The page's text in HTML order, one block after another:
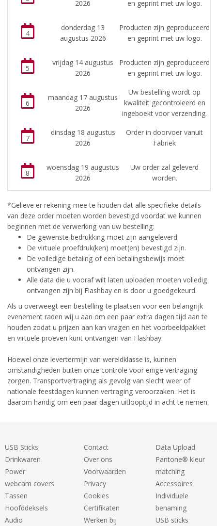
2026
en geprint met uw logo.
4
donderdag 13
augustus 2026
Producten zijn geproduceerd
en geprint met uw logo.
5
vrijdag 14 augustus
2026
Producten zijn geproduceerd
en geprint met uw logo.
6
maandag 17 augustus
2026
Uw bestelling wordt op
kwaliteit gecontroleerd en
ingeboekt voor verzending.
7
dinsdag 18 augustus
2026
Order in doorvoer vanuit
Fabriek
8
woensdag 19 augustus
2026
Uw order zal geleverd
worden.
*Gelieve er rekening mee te houden dat alle specifieke details
van deze order moeten worden bevestigd voordat we kunnen
beginnen met de verwerking van uw bestelling:
De gewenste bedrukking moet zijn aangeleverd.
De virtuele proefdruk(ken) moet(en) bevestigd zijn.
De volledige betaling of een betalingsbewijs moet
ontvangen zijn.
Alle data die u vooraf wilt laten uploaden moeten volledig
ontvangen zijn bij Flashbay en is door u goedgekeurd.
Als u overweegt een bestelling te plaatsen voor een belangrijk
evenement raden wij u aan om een paar extra dagen tijd aan te
houden zodat u prijzen aan kan vragen en het voorbeeldpakket
en virtuele proeven kunt ontvangen van Flashbay.
Hoewel onze levertermijn van wereldklasse is, kunnen
omstandigheden buiten onze controle voor enige vertraging
zorgen. Transportvertraging als gevolg van slecht weer of
nationale feestdagen kunnen vertraging veroorzaken. Het is
daarom handig om een paar dagen uitlooptijd in acht te nemen.
USB Sticks
Drinkwaren
Power
webcam covers
Tassen
Hoofddeksels
Audio
Contact
Over ons
Voorwaarden
Privacy
Cookies
Certifikaten
Werken bij
Data Upload
Pantone® kleur
matching
Accessoires
Individuele
benaming
USB sticks